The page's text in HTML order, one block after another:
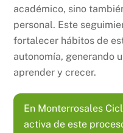
académico, sino
personal. Este
fortalecer hábitos de
autonomía, generando
aprender y crecer.
En Monterrosales
activa de este